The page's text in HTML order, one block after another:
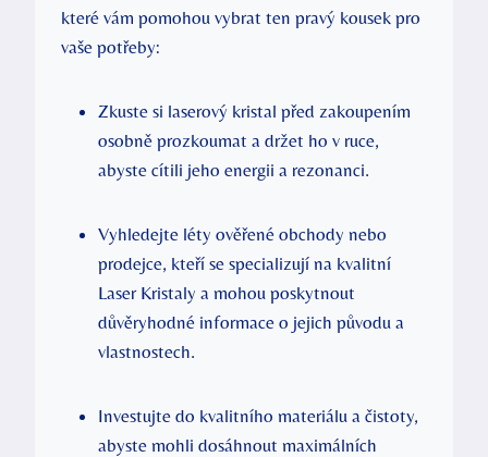
které vám pomohou vybrat ten pravý kousek pro
vaše potřeby:
Zkuste si laserový kristal před zakoupením
osobně prozkoumat a držet ho v ruce,
abyste cítili jeho energii a rezonanci.
Vyhledejte léty ověřené obchody nebo
prodejce, kteří se specializují na kvalitní
Laser Kristaly a mohou poskytnout
důvěryhodné informace o jejich původu a
vlastnostech.
Investujte do kvalitního materiálu a čistoty,
abyste mohli dosáhnout maximálních